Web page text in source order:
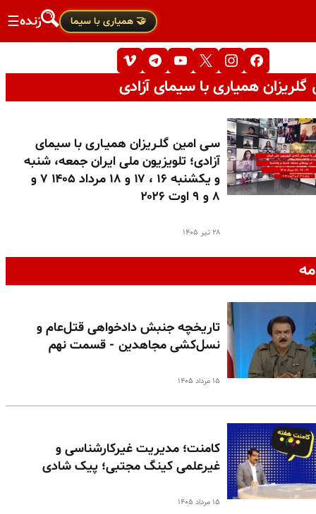
🤝 همیاری با سیما زنده☰
همیاری با سیمای آزادی
سـی امین گلـریزان همیـاری با سیمای
آزادی؛ تلویزیون ملی ایران جمعه، شنبه
و یکشنبه ۱۶ ، ۱۷ و ۱۸ مرداد ۱۴۰۵ ۷ و
۸ و ۹ اوت ۲۰۲۶
۲۸ تیر ۱۴۰۵
تاریخچه جنبش دادخواهی قتل‌عام و
نسل‌کشی مجاهدین - قسمت نهم
۱۵ مرداد ۱۴۰۵
کامنت؛ مدیریت غیرکارشناسی و
غیرعلمی کینگ مجتبی؛ پیک شادی
۱۵ مرداد ۱۴۰۵